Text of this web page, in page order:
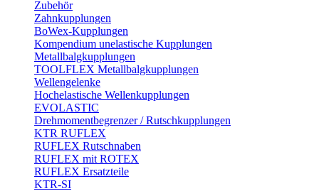
Zubehör
Zahnkupplungen
BoWex-Kupplungen
Kompendium unelastische Kupplungen
Metallbalgkupplungen
TOOLFLEX Metallbalgkupplungen
Wellengelenke
Hochelastische Wellenkupplungen
EVOLASTIC
Drehmomentbegrenzer / Rutschkupplungen
KTR RUFLEX
RUFLEX Rutschnaben
RUFLEX mit ROTEX
RUFLEX Ersatzteile
KTR-SI